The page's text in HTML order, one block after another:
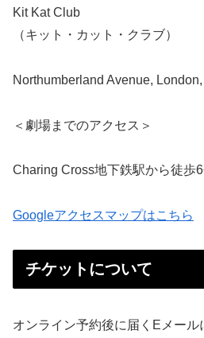
Kit Kat Club
（キット・カット・クラブ）
Northumberland Avenue,
＜劇場までのアクセス＞
Charing Cross地下鉄駅から徒歩
Googleアクセスマップはこちら
チケットについて
オンライン予約後に届くEメール